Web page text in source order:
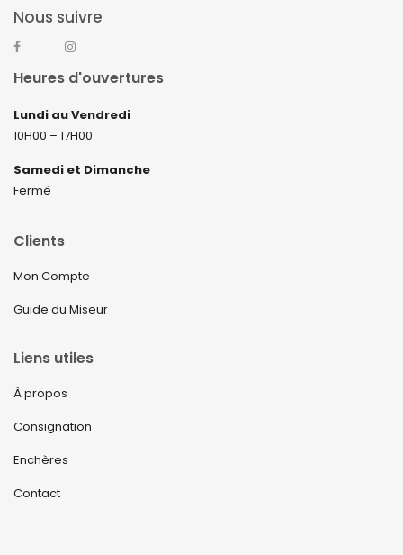
Nous suivre
Heures d'ouvertures
Lundi au Vendredi
10H00 – 17H00
Samedi et Dimanche
Fermé
Clients
Mon Compte
Guide du Miseur
Liens utiles
À propos
Consignation
Enchères
Contact